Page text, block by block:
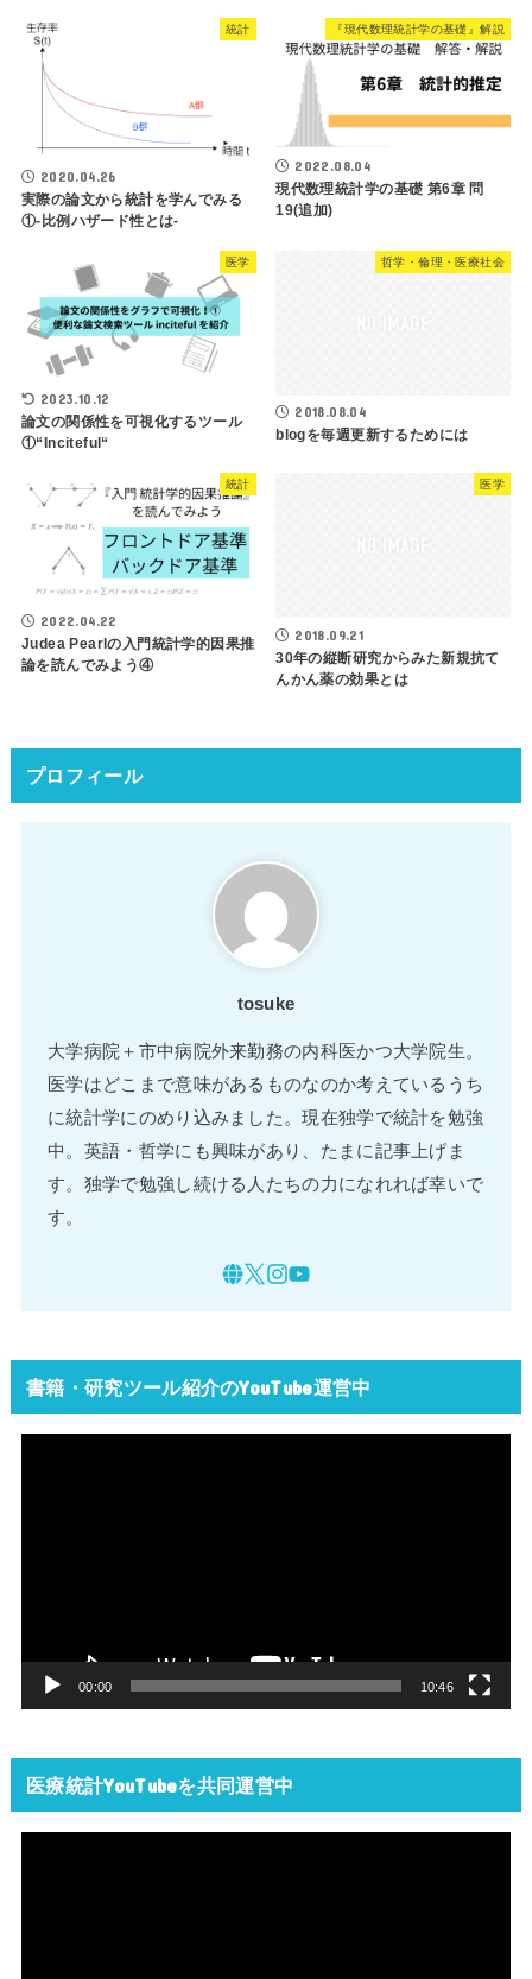
統計
2020.04.26
実際の論文から統計を学んでみる
①-比例ハザード性とは-
『現代数理統計学の基礎』解説
2022.08.04
現代数理統計学の基礎 第6章 問
19(追加)
医学
2023.10.12
論文の関係性を可視化するツール
①“Inciteful“
哲学・倫理・医療社会
2018.08.04
blogを毎週更新するためには
統計
2022.04.22
Judea Pearlの入門統計学的因果推
論を読んでみよう④
医学
2018.09.21
30年の縦断研究からみた新規抗て
んかん薬の効果とは
プロフィール
tosuke
大学病院＋市中病院外来勤務の内科医かつ大学院生。
医学はどこまで意味があるものなのか考えているうち
に統計学にのめり込みました。現在独学で統計を勉強
中。英語・哲学にも興味があり、たまに記事上げま
す。独学で勉強し続ける人たちの力になれれば幸いで
す。
書籍・研究ツール紹介のYouTube運営中
00:00 10:46
医療統計YouTubeを共同運営中